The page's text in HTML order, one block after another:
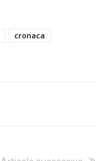
cronaca